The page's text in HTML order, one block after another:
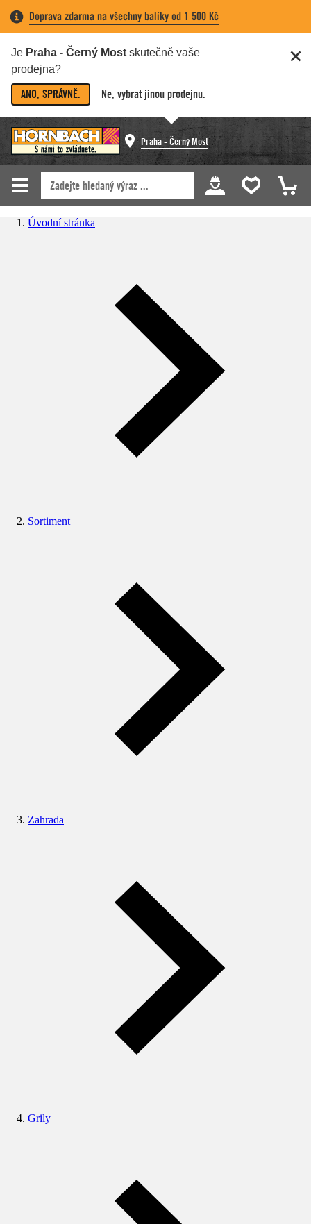
Doprava zdarma na všechny balíky od 1 500 Kč
Je Praha - Černý Most skutečně vaše
prodejna?
ANO, SPRÁVNĚ. Ne, vybrat jinou prodejnu.
Praha - Černý Most
Úvodní stránka
Sortiment
Zahrada
Grily